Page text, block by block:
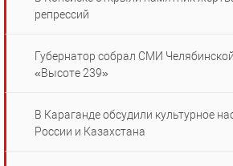
репрессий
Губернатор собрал СМИ
«Высоте 239»
В Караганде обсудили культурное
России и Казахстана